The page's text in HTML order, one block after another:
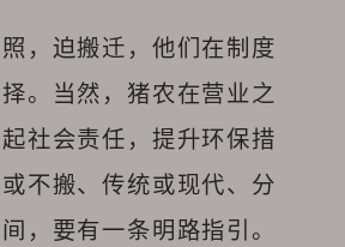
，迫搬迁，他们在制度
。当然，猪农在营业之
社会责任，提升环保措
不搬、传统或现代、分
，要有一条明路指引。